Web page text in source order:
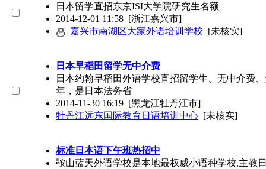
日本留学直招东京ISI大学院研究生名额
2014-12-01 11:58 [浙江嘉兴市]
嘉兴市南湖区大家外语培训学校 [未核实]
日本早稻田留学无中介费
日本约翰早稻田外语学校直招留学生、无中介费
年，是日本法务省
2014-11-30 16:19 [黑龙江牡丹江市]
牡丹江远东国际教育日语培训中心 [未核实]
标准日本语下午班热招中
鞍山蓝天外语学校是本地最权威小语种学校,主教